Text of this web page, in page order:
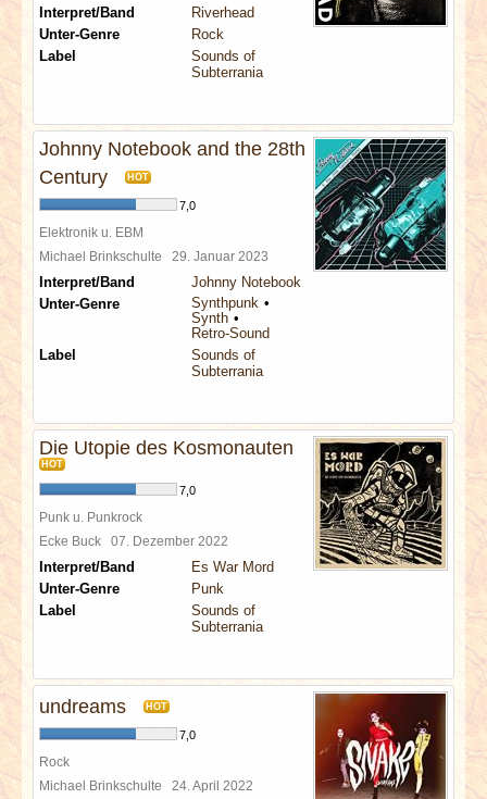
LINKS
Interpret/Band
Riverhead
Unter-Genre
Rock
Label
Sounds of
Subterrania
Johnny Notebook and the 28th
Century
HOT
7,0
Elektronik u. EBM
Michael Brinkschulte 29. Januar 2023
Interpret/Band
Johnny Notebook
Unter-Genre
Synthpunk
Synth
Retro-Sound
Label
Sounds of
Subterrania
Die Utopie des Kosmonauten
HOT
7,0
Punk u. Punkrock
Ecke Buck 07. Dezember 2022
Interpret/Band
Es War Mord
Unter-Genre
Punk
Label
Sounds of
Subterrania
undreams HOT
7,0
Rock
Michael Brinkschulte 24. April 2022